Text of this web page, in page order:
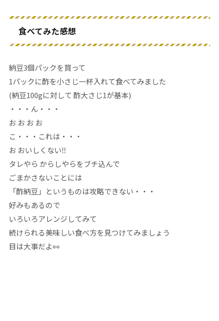
食べてみた感想
納豆3個パックを買って
1パックに酢を小さじ一杯入れて食べてみました
(納豆100gに対して 酢大さじ1が基本)
・・・ん・・・
お お お お
こ・・・これは・・・
お おいしくない‼
タレやら からしやらをブチ込んで
ごまかさないことには
「酢納豆」というものは攻略できない・・・
好みもあるので
いろいろアレンジしてみて
続けられる美味しい食べ方を見つけてみましょう
目は大事だよ👀